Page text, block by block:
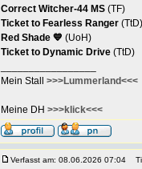
Correct Witcher-44 MS (TF)
Ticket to Fearless Ranger (TtD)
Red Shade 💙 (UoH)
Ticket to Dynamic Drive (TtD)
Mein Stall >>>Lummerland<<<
Meine DH >>>klick<<<
Verfasst am: 08.06.2026 07:04